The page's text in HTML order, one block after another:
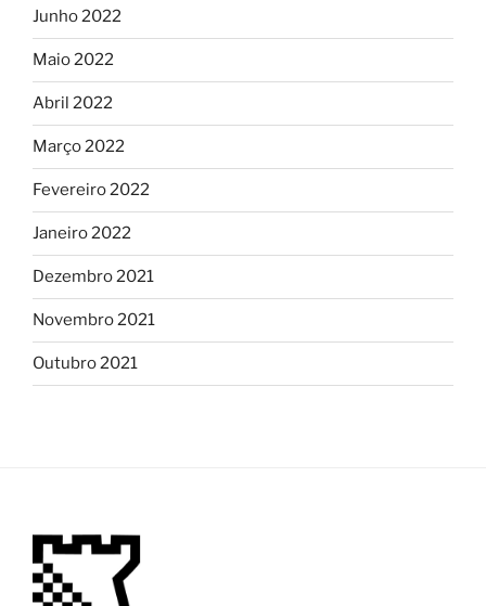
Junho 2022
Maio 2022
Abril 2022
Março 2022
Fevereiro 2022
Janeiro 2022
Dezembro 2021
Novembro 2021
Outubro 2021